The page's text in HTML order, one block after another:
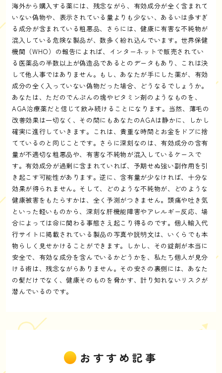
海外から購入する薬には、残念ながら、有効成分が全く含まれて
いない偽物や、表示されている量よりも少ない、あるいは多すぎ
る成分が含まれている粗悪品、さらには、健康に有害な不純物が
混入している危険な製品が、数多く紛れ込んでいます。世界保健
機関（WHO）の報告によれば、インターネットで販売されてい
る医薬品の半数以上が偽造品であるとのデータもあり、これは決
して他人事ではありません。もし、あなたが手にした薬が、有効
成分の全く入っていない偽物だった場合、どうなるでしょうか。
あなたは、ただのでんぷんの塊やビタミン剤のようなものを、
AGA治療薬だと信じて飲み続けることになります。当然、薄毛の
改善効果は一切なく、その間にもあなたのAGAは静かに、しかし
確実に進行していきます。これは、貴重な時間とお金をドブに捨
てているのと同じことです。さらに深刻なのは、有効成分の含有
量が不適切な粗悪品や、有害な不純物が混入しているケースで
す。有効成分が過剰に含まれていれば、予期せぬ強い副作用を引
き起こす可能性があります。逆に、含有量が少なければ、十分な
効果が得られません。そして、どのような不純物が、どのような
健康被害をもたらすかは、全く予測がつきません。頭痛や吐き気
といった軽いものから、深刻な肝機能障害やアレルギー反応、場
合によっては命に関わる事態さえ起こり得るのです。個人輸入代
行サイトに掲載されている製品の写真や説明文は、いくらでも本
物らしく見せかけることができます。しかし、その錠剤が本当に
安全で、有効な成分を含んでいるかどうかを、私たち個人が見分
ける術は、残念ながらありません。その安さの裏側には、あなた
の髪だけでなく、健康そのものを脅かす、計り知れないリスクが
潜んでいるのです。
おすすめ記事